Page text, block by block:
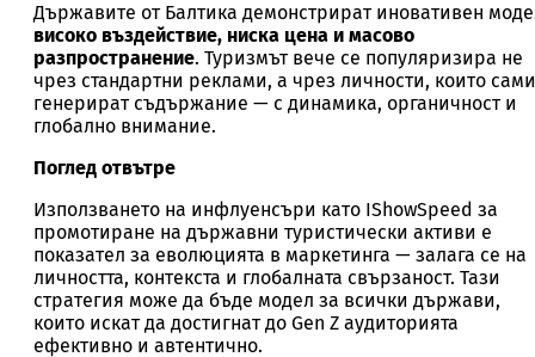
Държавите от Балтика демонстрират иновативен
високо въздействие, ниска цена и масово
разпространение. Туризмът вече се популяризира не
чрез стандартни реклами, а чрез личности, които сами
генерират съдържание — с динамика, органичност и
глобално внимание.
Поглед отвътре
Използването на инфлуенсъри като IShowSpeed за
промотиране на държавни туристически активи е
показател за еволюцията в маркетинга — залага се на
личността, контекста и глобалната свързаност. Тази
стратегия може да бъде модел за всички държави,
които искат да достигнат до Gen Z аудиторията
ефективно и автентично.